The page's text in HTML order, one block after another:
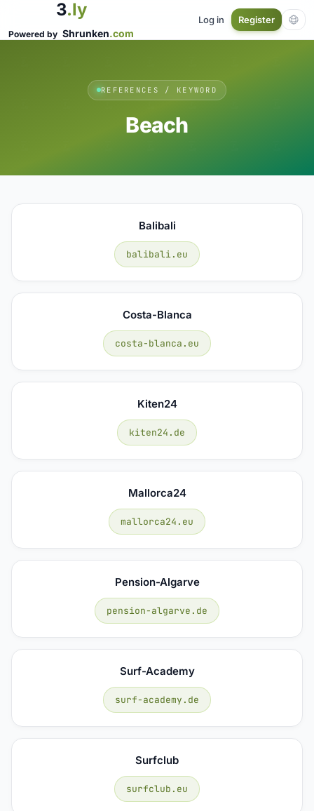
3.ly
Powered by Shrunken.com
Log in Register
REFERENCES / KEYWORD
Beach
Balibali
balibali.eu
Costa-Blanca
costa-blanca.eu
Kiten24
kiten24.de
Mallorca24
mallorca24.eu
Pension-Algarve
pension-algarve.de
Surf-Academy
surf-academy.de
Surfclub
surfclub.eu